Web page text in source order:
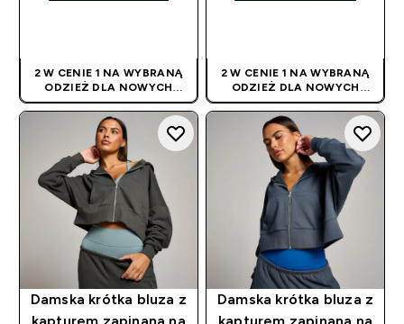
2 W CENIE 1 NA WYBRANĄ
ODZIEŻ DLA NOWYCH
KLIENTÓW! RABAT
NALICZANY
AUTOMATYCZNIE
2 W CENIE 1 NA WYBRANĄ
ODZIEŻ DLA NOWYCH
KLIENTÓW! RABAT
NALICZANY
AUTOMATYCZNIE
Damska krótka bluza z
kapturem zapinana na
Damska krótka bluza z
kapturem zapinana na